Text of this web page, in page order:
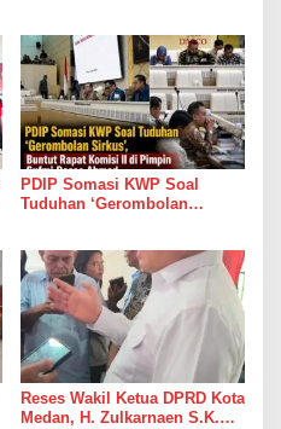
PDIP Somasi KWP Soal
Tuduhan ‘Gerombolan
Ahmad
Reses Wakil Ketua DPRD Kota
Medan, H. Zulkarnaen S.K.M